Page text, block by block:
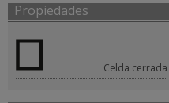
Propiedades
Celda cerrada